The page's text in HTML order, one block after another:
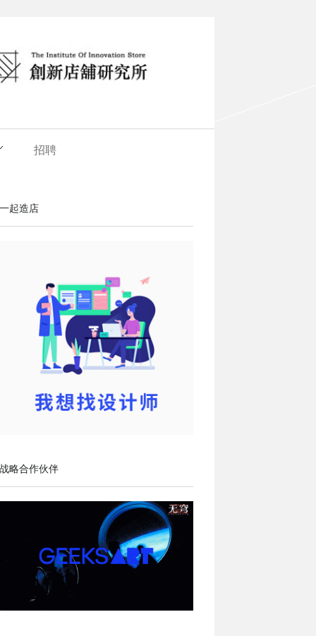
招聘
起造店
略合作伙伴